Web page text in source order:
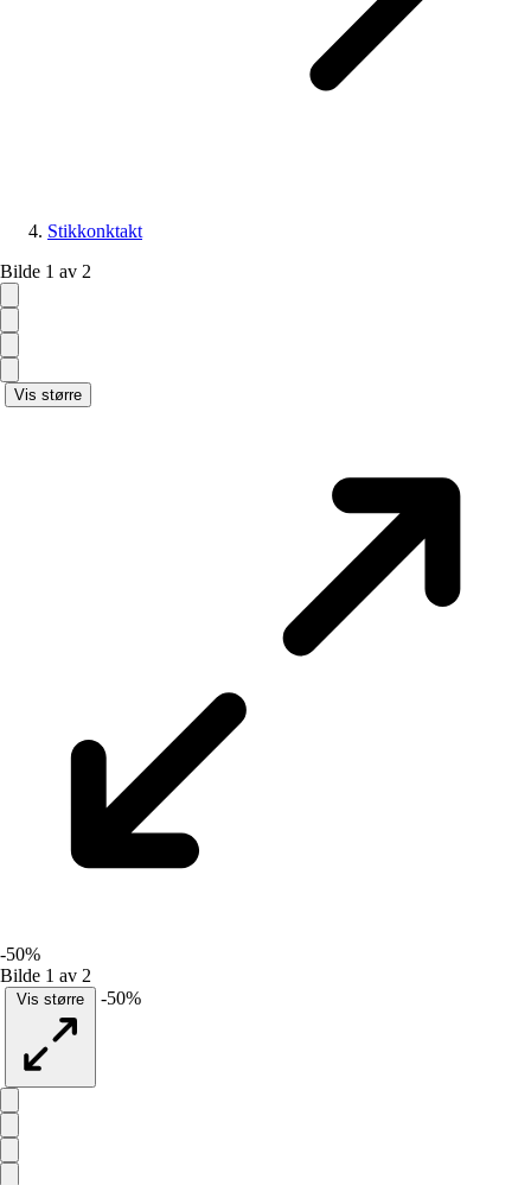
Stikkonktakt
Bilde 1 av 2
Vis større
-50%
Bilde 1 av 2
Vis større -50%